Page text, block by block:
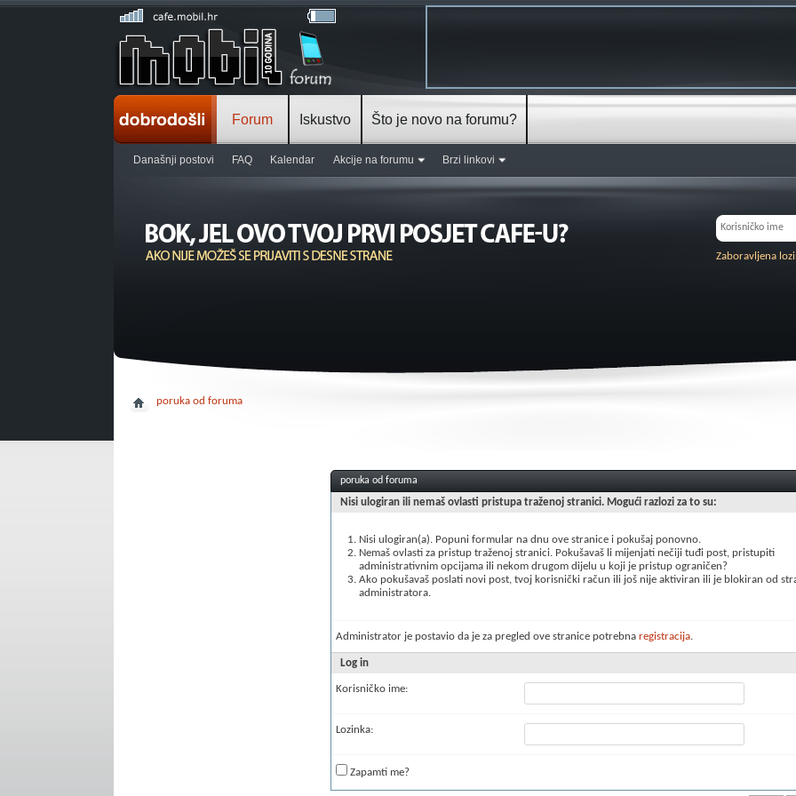
Forum
Današnji postovi FAQ Kalendar Akcije na forumu Brzi linkovi
Iskustvo Što je novo na forumu?
Zaboravljena
poruka od foruma
poruka od foruma
Nisi ulogiran ili nemaš ovlasti pristupa traženoj stranici. Mogući razlozi za to su:
Nisi ulogiran(a). Popuni formular na dnu ove stranice i pokušaj ponovno.
Nemaš ovlasti za pristup traženoj stranici. Pokušavaš li mijenjati nečiji tuđi post, pristupiti
administrativnim opcijama ili nekom drugom dijelu u koji je pristup ograničen?
Ako pokušavaš poslati novi post, tvoj korisnički račun ili još nije aktiviran ili je blokiran od
administratora.
Administrator je postavio da je za pregled ove stranice potrebna registracija.
Log in
Korisničko ime:
Lozinka:
Zapamti me?